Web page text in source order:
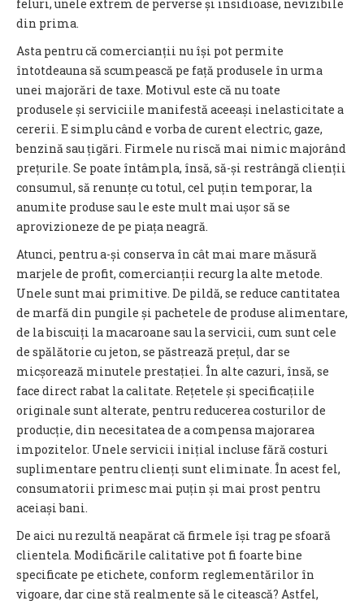
feluri, unele extrem de perverse și insidioase, nevizibile
din prima.
Asta pentru că comercianții nu își pot permite
întotdeauna să scumpească pe față produsele în urma
unei majorări de taxe. Motivul este că nu toate
produsele și serviciile manifestă aceeași inelasticitate a
cererii. E simplu când e vorba de curent electric, gaze,
benzină sau țigări. Firmele nu riscă mai nimic majorând
prețurile. Se poate întâmpla, însă, să-și restrângă clienții
consumul, să renunțe cu totul, cel puțin temporar, la
anumite produse sau le este mult mai ușor să se
aprovizioneze de pe piața neagră.
Atunci, pentru a-și conserva în cât mai mare măsură
marjele de profit, comercianții recurg la alte metode.
Unele sunt mai primitive. De pildă, se reduce cantitatea
de marfă din pungile și pachetele de produse alimentare,
de la biscuiți la macaroane sau la servicii, cum sunt cele
de spălătorie cu jeton, se păstrează prețul, dar se
micșorează minutele prestației. În alte cazuri, însă, se
face direct rabat la calitate. Rețetele și specificațiile
originale sunt alterate, pentru reducerea costurilor de
producție, din necesitatea de a compensa majorarea
impozitelor. Unele servicii inițial incluse fără costuri
suplimentare pentru clienți sunt eliminate. În acest fel,
consumatorii primesc mai puțin și mai prost pentru
aceiași bani.
De aici nu rezultă neapărat că firmele își trag pe sfoară
clientela. Modificările calitative pot fi foarte bine
specificate pe etichete, conform reglementărilor în
vigoare, dar cine stă realmente să le citească? Astfel,